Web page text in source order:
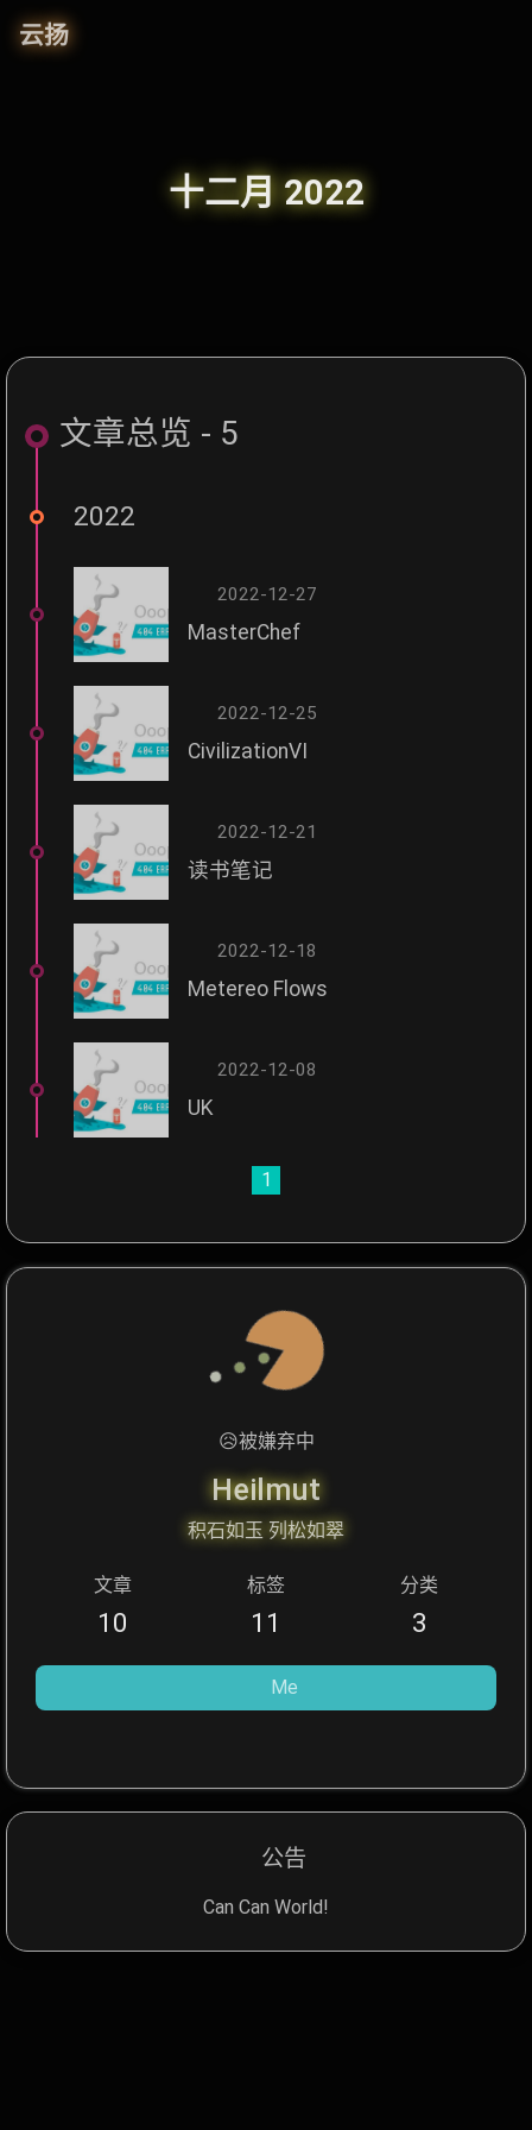
云扬
十二月 2022
文章总览 - 5
2022
2022-12-27
MasterChef
2022-12-25
CivilizationVI
2022-12-21
读书笔记
2022-12-18
Metereo Flows
2022-12-08
UK
1
😥被嫌弃中
Heilmut
积石如玉 列松如翠
文章
10
标签
11
分类
3
Me
公告
Can Can World!